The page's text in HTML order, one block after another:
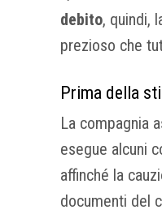
debito, quindi,
prezioso che
Prima della
La compagnia
esegue alcuni
affinché la
documenti del